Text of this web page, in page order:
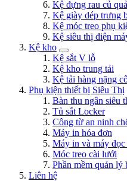
Kệ đựng rau củ
Kệ giày dép trưng
Kệ móc treo phụ
Kệ siêu thị điện
Kệ kho
Kệ sắt V lỗ
Kệ kho trung tải
Kệ tải hàng nặng
Phụ kiện thiết bị Siêu Thị
Bàn thu ngân siêu
Tủ sắt Locker
Công từ an ninh
Máy in hóa đơn
Máy in và máy đọc
Móc treo cài lưới
Phần mềm quản lý
Liên hệ